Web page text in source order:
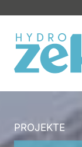
springen
PROJEKTE